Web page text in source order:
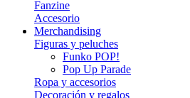
Fanzine
Accesorio
Merchandising
Figuras y peluches
Funko POP!
Pop Up Parade
Ropa y accesorios
Decoración y regalos